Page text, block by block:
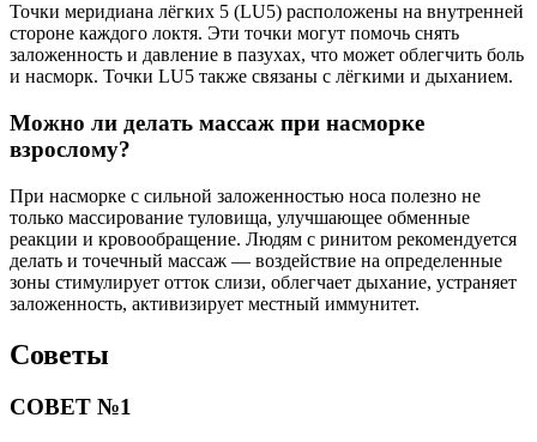
Точки меридиана лёгких 5 (LU5) расположены на внутренней
стороне каждого локтя. Эти точки могут помочь снять
заложенность и давление в пазухах, что может облегчить боль
и насморк. Точки LU5 также связаны с лёгкими и дыханием.
Можно ли делать массаж при насморке
взрослому?
При насморке с сильной заложенностью носа полезно не
только массирование туловища, улучшающее обменные
реакции и кровообращение. Людям с ринитом рекомендуется
делать и точечный массаж — воздействие на определенные
зоны стимулирует отток слизи, облегчает дыхание, устраняет
заложенность, активизирует местный иммунитет.
Советы
СОВЕТ №1